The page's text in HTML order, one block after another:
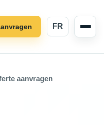
FR
aanvragen